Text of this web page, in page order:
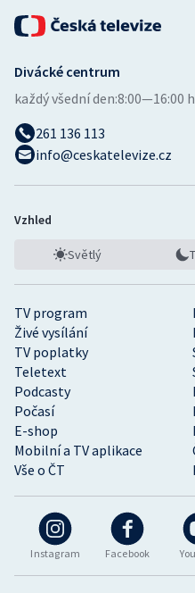
Ostatní
Instagram Facebook
TV program
Živé vysílání
TV poplatky
Teletext
Podcasty
Počasí
E-shop
Mobilní a TV aplikace
Vše o ČT
Divácké centrum
každý všední den:8:00—16:00
261 136 113
info@ceskatelevize.cz
Vzhled
Světlý